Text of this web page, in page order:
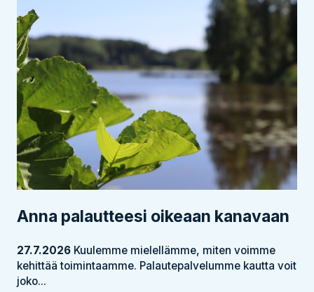
Anna palautteesi oikeaan kanavaan
27.7.2026 Kuulemme mielellämme, miten voimme
kehittää toimintaamme. Palautepalvelumme kautta voit
joko...